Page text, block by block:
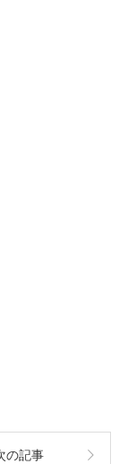
の記事